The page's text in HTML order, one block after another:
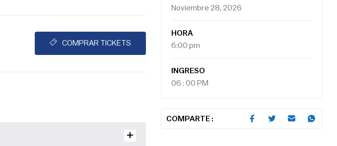
COMPRAR TICKETS
Noviembre 28, 2026
HORA
6:00 pm
INGRESO
06 : 00 PM
COMPARTE :